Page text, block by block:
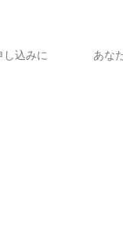
込みに
あな